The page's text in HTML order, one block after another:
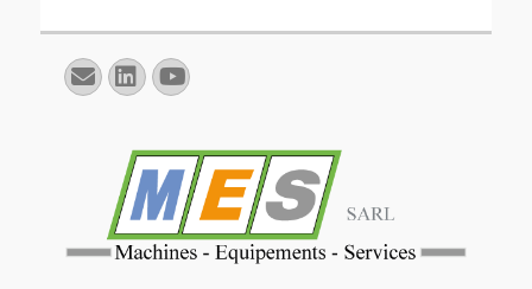
E-
mail
Linkedin
YouTube